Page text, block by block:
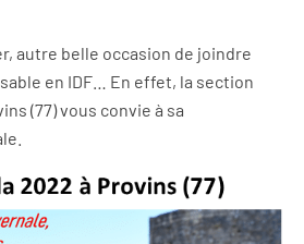
autre belle occasion de joindre
en IDF… En effet, la section
(77) vous convie à sa